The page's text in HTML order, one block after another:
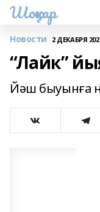
Шоңҡар
Новости 2 ДЕКАБРЯ
“Лайк”
Йәш быуынға